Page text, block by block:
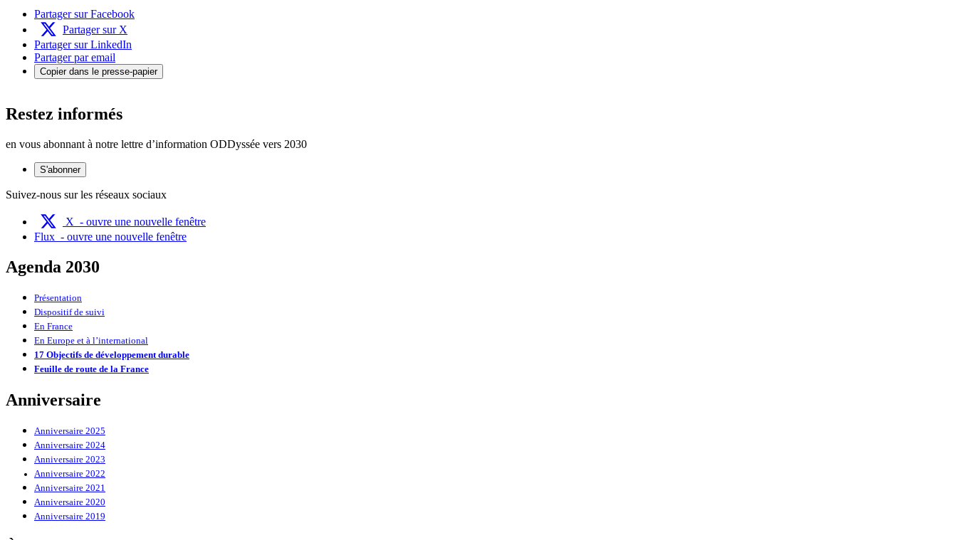
Partager sur Facebook
Partager sur X
Partager sur LinkedIn
Partager par email
Copier dans le presse-papier
Restez informés
en vous abonnant à notre lettre d’information ODDyssée vers 2030
S'abonner
Suivez-nous sur les réseaux sociaux
X - ouvre une nouvelle fenêtre
Flux - ouvre une nouvelle fenêtre
Agenda 2030
Présentation
Dispositif de suivi
En France
En Europe et à l’international
17 Objectifs de développement durable
Feuille de route de la France
Anniversaire
Anniversaire 2025
Anniversaire 2024
Anniversaire 2023
Anniversaire 2022
Anniversaire 2021
Anniversaire 2020
Anniversaire 2019